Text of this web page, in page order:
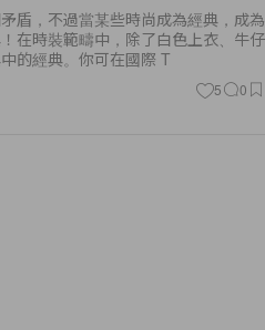
盾，不過當某些時尚成為經典，成為
在時裝範疇中，除了白色上衣、牛仔
的經典。你可在國際 T
5 0